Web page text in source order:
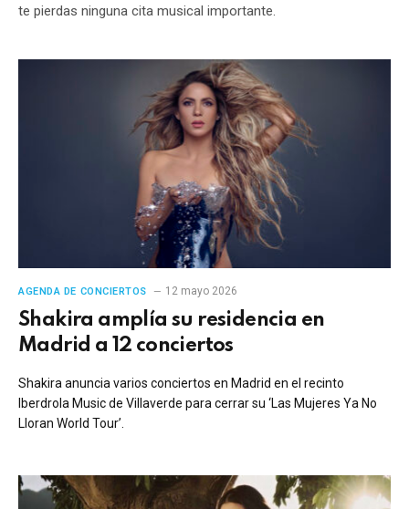
te pierdas ninguna cita musical importante.
AGENDA DE CONCIERTOS 12 mayo 2026
Shakira amplía su residencia en
Madrid a 12 conciertos
Shakira anuncia varios conciertos en Madrid en el recinto
Iberdrola Music de Villaverde para cerrar su ‘Las Mujeres Ya No
Lloran World Tour’.